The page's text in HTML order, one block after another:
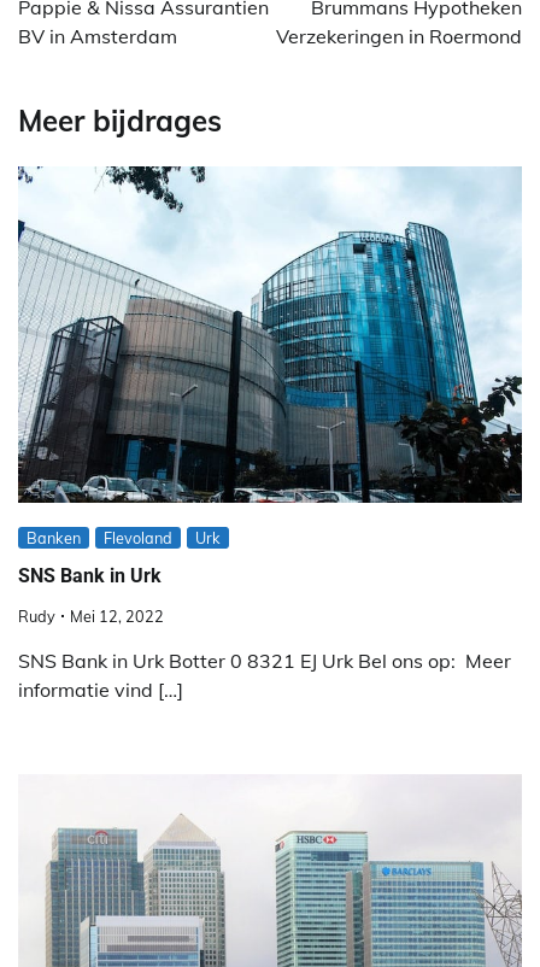
Pappie & Nissa Assurantien
BV in Amsterdam
Brummans Hypotheken
Verzekeringen in Roermond
Meer bijdrages
Banken Flevoland Urk
SNS Bank in Urk
Rudy Mei 12, 2022
SNS Bank in Urk Botter 0 8321 EJ Urk Bel ons op: Meer
informatie vind […]